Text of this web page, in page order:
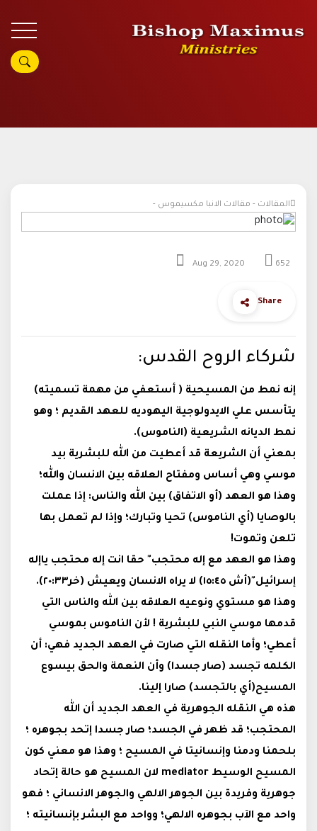
المقالات - مقالات الانبا مكسيموس -
Aug 29, 2020 652
Share
شركاء الروح القدس:
إنه نمط من المسيحية ( أستعفي من مهمة تسميته)
يتأسس علي الايدولوجية اليهوديه للعهد القديم ؛ وهو
نمط الديانه الشريعية (الناموس).
بمعني أن الشريعة قد أعطيت من الله للبشرية بيد
موسي وهي أساس ومفتاح العلاقه بين الانسان والله؛
وهذا هو العهد (أو الاتفاق) بين الله والناس: إذا عملت
بالوصايا (أي الناموس) تحيا وتبارك؛ وإذا لم تعمل بها
تلعن وتموت!
وهذا هو العهد مع إله محتجب" حقا انت إله محتجب ياإله
إسرائيل"(أش ١٥:٤٥) لا يراه الانسان ويعيش (خر٢٠:٣٣).
وهذا هو مستوي ونوعيه العلاقه بين الله والناس التي
قدمها موسي النبي للبشرية ! لأن الناموس بموسي
أعطي؛ وأما النقله التي صارت في العهد الجديد فهي: أن
الكلمه تجسد (صار جسدا) وأن النعمة والحق بيسوع
المسيح(أي بالتجسد) صارا إلينا.
هذه هي النقله الجوهرية في العهد الجديد أن الله
المحتجب؛ قد ظهر في الجسد؛ صار جسدا إتحد بجوهره ؛
بلحمنا ودمنا وإنسانيتا في المسيح ؛ وهذا هو معني كون
المسيح الوسيط mediator لان المسيح هو حالة إتحاد
جوهرية وفريدة بين الجوهر الالهي والجوهر الانساني ؛ فهو
واحد مع الآب بجوهره الالهي؛ وواحد مع البشر بإنسانيته ؛